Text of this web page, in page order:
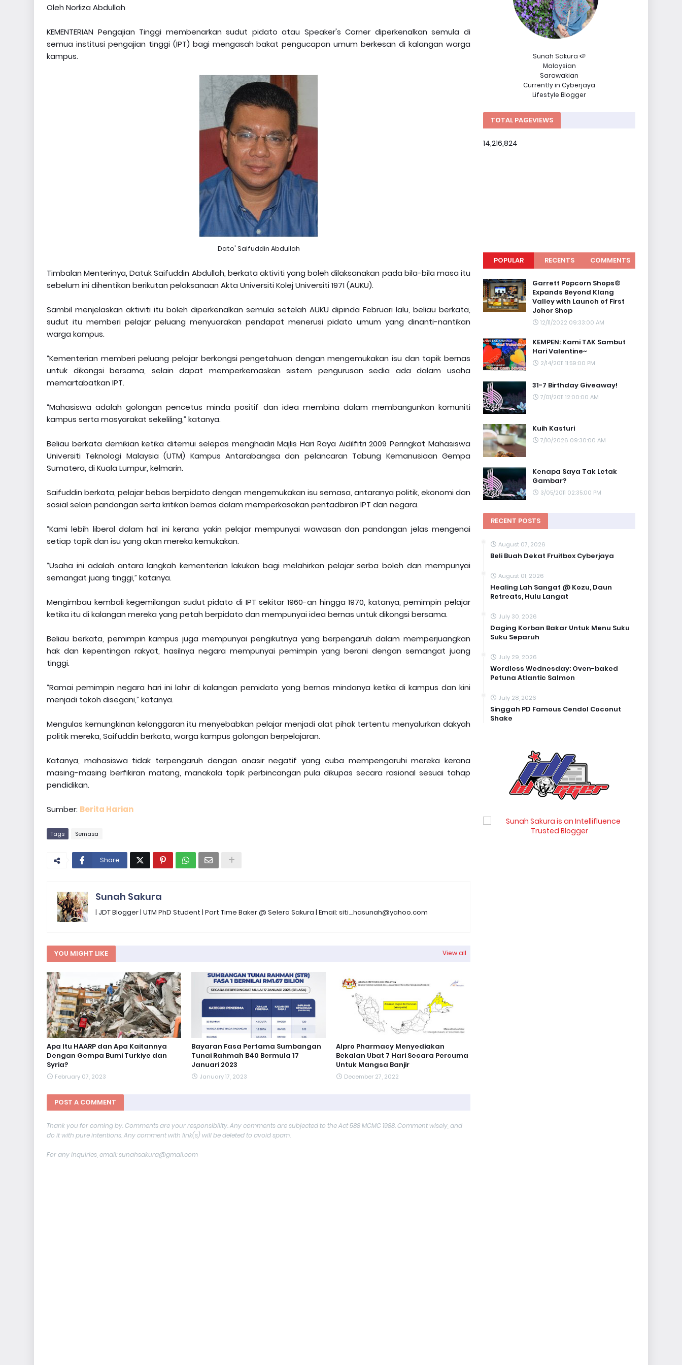
Oleh Norliza Abdullah
KEMENTERIAN Pengajian Tinggi membenarkan sudut pidato atau Speaker's Corner diperkenalkan semula di
semua institusi pengajian tinggi (IPT) bagi mengasah bakat pengucapan umum berkesan di kalangan warga
kampus.
Dato' Saifuddin Abdullah
Timbalan Menterinya, Datuk Saifuddin Abdullah, berkata aktiviti yang boleh dilaksanakan pada bila-bila masa itu
sebelum ini dihentikan berikutan pelaksanaan Akta Universiti Kolej Universiti 1971 (AUKU).
Sambil menjelaskan aktiviti itu boleh diperkenalkan semula setelah AUKU dipinda Februari lalu, beliau berkata,
sudut itu memberi pelajar peluang menyuarakan pendapat menerusi pidato umum yang dinanti-nantikan
warga kampus.
“Kementerian memberi peluang pelajar berkongsi pengetahuan dengan mengemukakan isu dan topik bernas
untuk dikongsi bersama, selain dapat memperkemaskan sistem pengurusan sedia ada dalam usaha
memartabatkan IPT.
“Mahasiswa adalah golongan pencetus minda positif dan idea membina dalam membangunkan komuniti
kampus serta masyarakat sekeliling,” katanya.
Beliau berkata demikian ketika ditemui selepas menghadiri Majlis Hari Raya Aidilfitri 2009 Peringkat Mahasiswa
Universiti Teknologi Malaysia (UTM) Kampus Antarabangsa dan pelancaran Tabung Kemanusiaan Gempa
Sumatera, di Kuala Lumpur, kelmarin.
Saifuddin berkata, pelajar bebas berpidato dengan mengemukakan isu semasa, antaranya politik, ekonomi dan
sosial selain pandangan serta kritikan bernas dalam memperkasakan pentadbiran IPT dan negara.
“Kami lebih liberal dalam hal ini kerana yakin pelajar mempunyai wawasan dan pandangan jelas mengenai
setiap topik dan isu yang akan mereka kemukakan.
“Usaha ini adalah antara langkah kementerian lakukan bagi melahirkan pelajar serba boleh dan mempunyai
semangat juang tinggi,” katanya.
Mengimbau kembali kegemilangan sudut pidato di IPT sekitar 1960-an hingga 1970, katanya, pemimpin pelajar
ketika itu di kalangan mereka yang petah berpidato dan mempunyai idea bernas untuk dikongsi bersama.
Beliau berkata, pemimpin kampus juga mempunyai pengikutnya yang berpengaruh dalam memperjuangkan
hak dan kepentingan rakyat, hasilnya negara mempunyai pemimpin yang berani dengan semangat juang
tinggi.
“Ramai pemimpin negara hari ini lahir di kalangan pemidato yang bernas mindanya ketika di kampus dan kini
menjadi tokoh disegani,” katanya.
Mengulas kemungkinan kelonggaran itu menyebabkan pelajar menjadi alat pihak tertentu menyalurkan dakyah
politik mereka, Saifuddin berkata, warga kampus golongan berpelajaran.
Katanya, mahasiswa tidak terpengaruh dengan anasir negatif yang cuba mempengaruhi mereka kerana
masing-masing berfikiran matang, manakala topik perbincangan pula dikupas secara rasional sesuai tahap
pendidikan.
Sumber: Berita Harian
Tags Semasa
Share
Sunah Sakura
| JDT Blogger | UTM PhD Student | Part Time Baker @ Selera Sakura | Email: siti_hasunah@yahoo.com
YOU MIGHT LIKE View all
Apa Itu HAARP dan Apa Kaitannya
Dengan Gempa Bumi Turkiye dan
Syria?
February 07, 2023
Bayaran Fasa Pertama Sumbangan
Tunai Rahmah B40 Bermula 17
Januari 2023
January 17, 2023
Alpro Pharmacy Menyediakan
Bekalan Ubat 7 Hari Secara Percuma
Untuk Mangsa Banjir
December 27, 2022
POST A COMMENT
Thank you for coming by. Comments are your responsibility. Any comments are subjected to the Act 588 MCMC 1988. Comment wisely, and
do it with pure intentions. Any comment with link(s) will be deleted to avoid spam.
For any inquiries, email: sunahsakura@gmail.com
Sunah Sakura 🍉
Malaysian
Sarawakian
Currently in Cyberjaya
Lifestyle Blogger
TOTAL PAGEVIEWS
14,216,824
POPULAR RECENTS COMMENTS
Garrett Popcorn Shops®
Expands Beyond Klang
Valley with Launch of First
Johor Shop
12/11/2022 09:33:00 AM
KEMPEN: Kami TAK Sambut
Hari Valentine~
2/14/2011 11:59:00 PM
31-7 Birthday Giveaway!
7/01/2011 12:00:00 AM
Kuih Kasturi
7/10/2026 09:30:00 AM
Kenapa Saya Tak Letak
Gambar?
3/05/2011 02:35:00 PM
RECENT POSTS
August 07, 2026
Beli Buah Dekat Fruitbox Cyberjaya
August 01, 2026
Healing Lah Sangat @ Kozu, Daun
Retreats, Hulu Langat
July 30, 2026
Daging Korban Bakar Untuk Menu Suku
Suku Separuh
July 29, 2026
Wordless Wednesday: Oven-baked
Petuna Atlantic Salmon
July 28, 2026
Singgah PD Famous Cendol Coconut
Shake